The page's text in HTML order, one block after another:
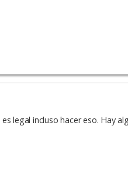
legal incluso hacer eso. Hay